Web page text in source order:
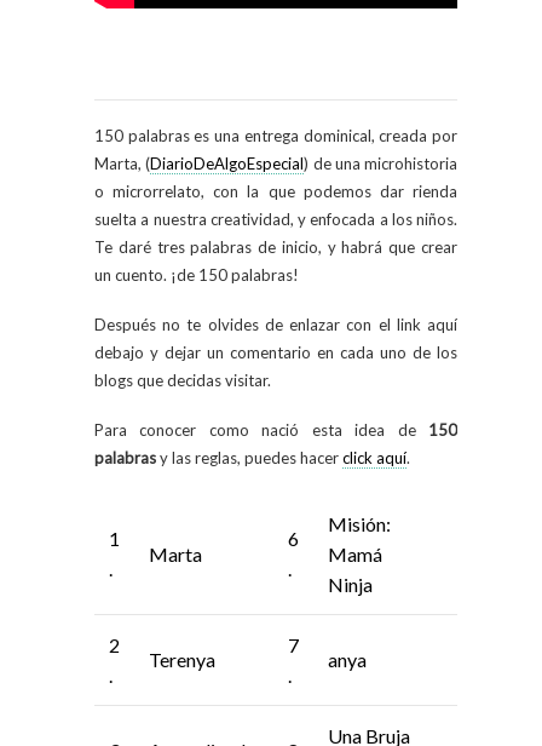
150 palabras es una entrega dominical, creada por
Marta, (DiarioDeAlgoEspecial) de una microhistoria
o microrrelato, con la que podemos dar rienda
suelta a nuestra creatividad, y enfocada a los niños.
Te daré tres palabras de inicio, y habrá que crear
un cuento. ¡de 150 palabras!
Después no te olvides de enlazar con el link aquí
debajo y dejar un comentario en cada uno de los
blogs que decidas visitar.
Para conocer como nació esta idea de 150
palabrasy las reglas, puedes hacerclick aquí.
1
Marta
6
Misión:
Mamá
Ninja
2
Terenya
7
anya
Una Bruja